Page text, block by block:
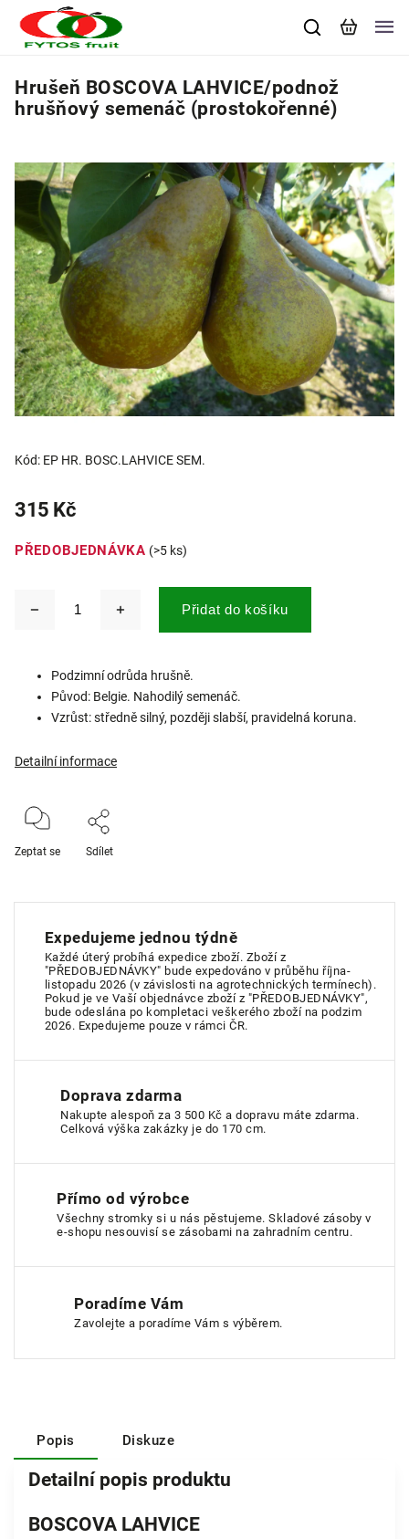
Hrušeň BOSCOVA LAHVICE/podnož
hrušňový semenáč (prostokořenné)
Kód: EP HR. BOSC.LAHVICE SEM.
315 Kč
PŘEDOBJEDNÁVKA (>5 ks)
Přidat do košíku
Podzimní odrůda hrušně.
Původ: Belgie. Nahodilý semenáč.
Vzrůst: středně silný, později slabší, pravidelná koruna.
Detailní informace
Zeptat se Sdílet
Expedujeme jednou týdně
Každé úterý probíhá expedice zboží. Zboží z
"PŘEDOBJEDNÁVKY" bude expedováno v průběhu října-
listopadu 2026 (v závislosti na agrotechnických termínech).
Pokud je ve Vaší objednávce zboží z "PŘEDOBJEDNÁVKY",
bude odeslána po kompletaci veškerého zboží na podzim
2026. Expedujeme pouze v rámci ČR.
Doprava zdarma
Nakupte alespoň za 3 500 Kč a dopravu máte zdarma.
Celková výška zakázky je do 170 cm.
Přímo od výrobce
Všechny stromky si u nás pěstujeme. Skladové zásoby v
e-shopu nesouvisí se zásobami na zahradním centru.
Poradíme Vám
Zavolejte a poradíme Vám s výběrem.
Popis Diskuze
Detailní popis produktu
BOSCOVA LAHVICE